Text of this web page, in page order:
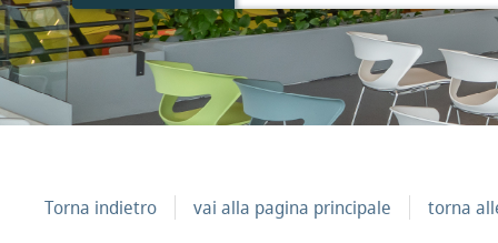
Torna indietro vai alla pagina principale torna